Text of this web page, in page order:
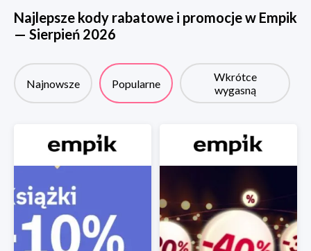
Najlepsze kody rabatowe i promocje w Empik
— Sierpień 2026
Najnowsze Popularne
Wkrótce
wygasną